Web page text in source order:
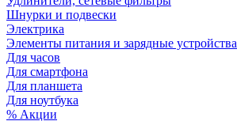
Шнурки и подвески
Электрика
Элементы питания и зарядные устройства
Для часов
Для смартфона
Для планшета
Для ноутбука
% Акции